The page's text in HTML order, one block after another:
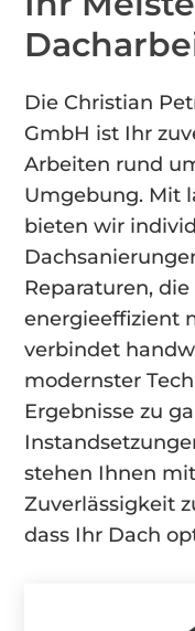
Die Christian
GmbH ist Ihr
Arbeiten rund
Umgebung. Mit
bieten wir
Reparaturen,
energieeffizient
verbindet
modernster
Ergebnisse zu
stehen Ihnen
Zuverlässigkeit
dass Ihr Dach